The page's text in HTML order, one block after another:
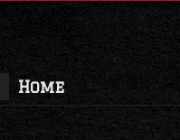
Home